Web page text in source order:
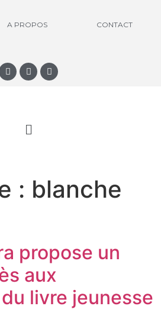
A PROPOS CONTACT
: blanche
propose un
aux
livre jeunesse